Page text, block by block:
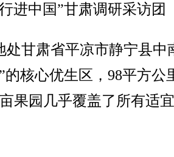
中国”甘肃调研采访团
甘肃省平凉市静宁县中
的核心优生区，98平方公
果园几乎覆盖了所有适